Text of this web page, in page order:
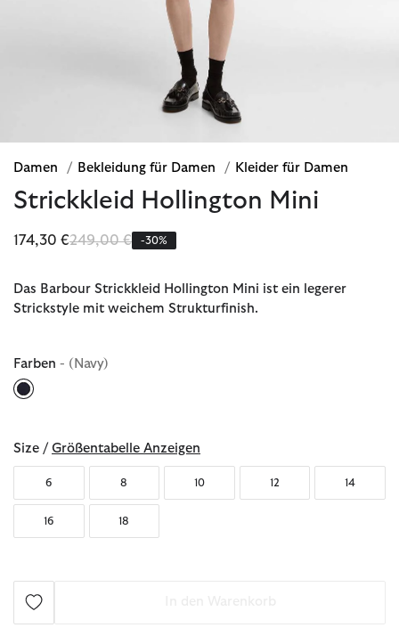
Damen / Bekleidung für Damen / Kleider für Damen
Strickkleid Hollington Mini
174,30 €Reduziert von
249,00 €bis-30%
Das Barbour Strickkleid Hollington Mini ist ein legerer
Strickstyle mit weichem Strukturfinish.
Farben - (Navy)
Size / Größentabelle Anzeigen
6 8 10 12 14
16 18